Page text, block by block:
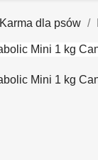
Karma dla psów